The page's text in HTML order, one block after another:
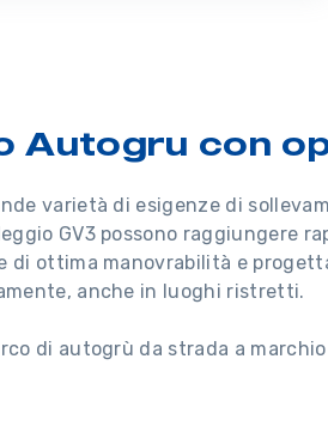
Autogru con
varietà di esigenze di
GV3 possono raggiungere
di ottima manovrabilità e
anche in luoghi ristretti.
di autogrù da strada a